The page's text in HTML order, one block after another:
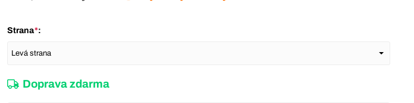
Strana*:
Doprava zdarma